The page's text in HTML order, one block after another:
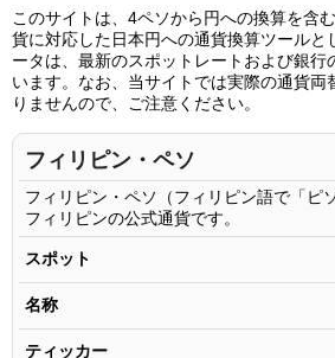
4.08ペソ
4.09ペソ
4.10ペソ
4.11ペソ
4.12ペソ
4.13ペソ
4.14ペソ
4.15ペソ
4.16ペソ
このサイトは、4ペソから円への換算を含
貨に対応した日本円への通貨換算ツールと
ータは、最新のスポットレートおよび銀行
います。なお、当サイトでは実際の通貨両
りませんので、ご注意ください。
フィリピン・ペソ
フィリピン・ペソ（フィリピン語で「ピ
フィリピンの公式通貨です。
スポット
名称
ティッカー